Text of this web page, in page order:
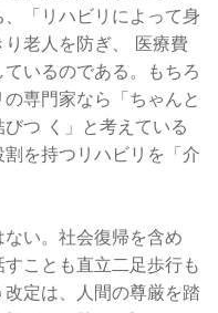
「リハビリによって身
老人を防ぎ、 医療費
いるのである。もちろ
専門家なら「ちゃんと
つ く」と考えている
を持つリハビリを「介
ない。社会復帰を含め
ことも直立二足歩行も
定は、人間の尊厳を踏